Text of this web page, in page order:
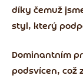
díky čemuž
styl, který
Dominantním
podsvícen, což